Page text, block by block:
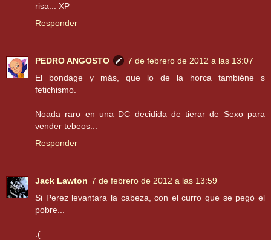
risa... XP
Responder
PEDRO ANGOSTO
7 de febrero de 2012 a las 13:07
El bondage y más, que lo de la horca tambiéne s
fetichismo.
Noada raro en una DC decidida de tierar de Sexo para
vender tebeos...
Responder
Jack Lawton 7 de febrero de 2012 a las 13:59
Si Perez levantara la cabeza, con el curro que se pegó el
pobre...
:(